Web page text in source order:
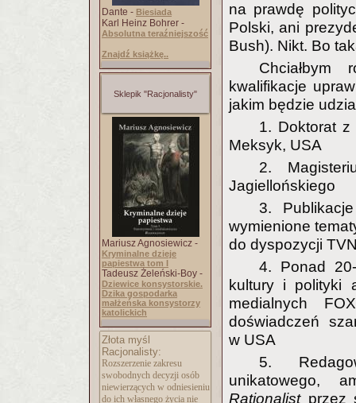
Dante - Biesiada
Karl Heinz Bohrer -
Absolutna teraźniejszość
Znajdź książkę..
Sklepik "Racjonalisty"
Mariusz Agnosiewicz -
Kryminalne dzieje
papiestwa tom I
Tadeusz Żeleński-Boy -
Dziewice konsystorskie.
Dzika gospodarka
małżeńska konsystorzy
katolickich
Złota myśl
Racjonalisty:
Rozszerzenie zakresu
swobodnych decyzji osób
niewierzących w odniesieniu
do ich własnego życia nie
na prawdę
Polski, ani
Bush). Nikt. Bo
Chciałbym
kwalifikacje
jakim będzie
1. Doktorat z
Meksyk, USA
2.
Jagiellońskiego
3.
wymienione
do dyspozycji
4. Ponad
kultury i polityki
medialnych
doświadczeń
w USA
5.
unikatowego,
Rationalist przez